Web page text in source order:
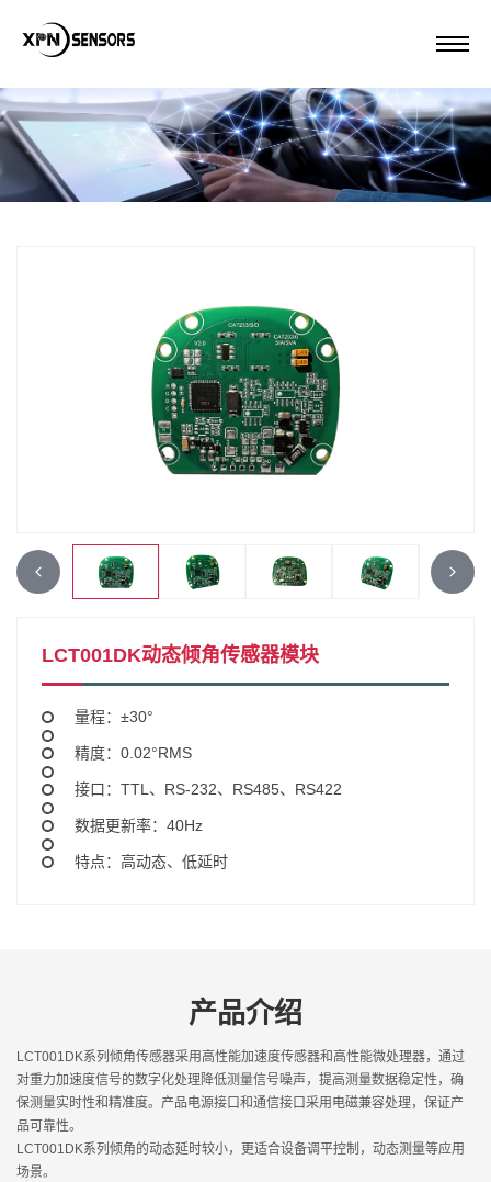
LCT001DK动态倾角传感器模块
量程：±30°
精度：0.02°RMS
接口：TTL、RS-232、RS485、RS422
数据更新率：40Hz
特点：高动态、低延时
产品介绍
LCT001DK系列倾角传感器采用高性能加速度传感器和高性能微处理器，通过
对重力加速度信号的数字化处理降低测量信号噪声，提高测量数据稳定性，确
保测量实时性和精准度。产品电源接口和通信接口采用电磁兼容处理，保证产
品可靠性。
LCT001DK系列倾角的动态延时较小，更适合设备调平控制，动态测量等应用
场景。